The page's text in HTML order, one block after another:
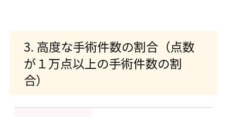
3. 高度な手術件数の割合（点数
が１万点以上の手術件数の割
合）